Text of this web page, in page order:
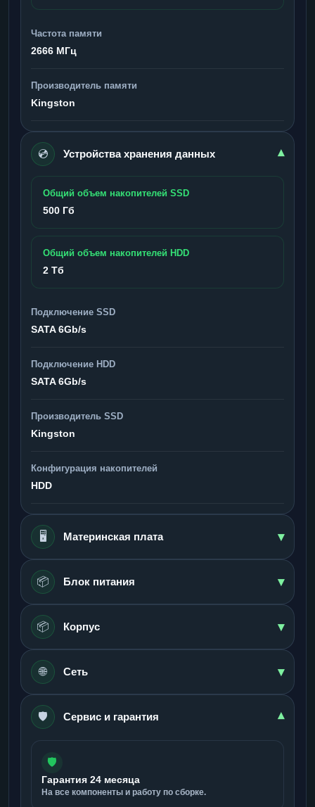
Частота памяти
2666 МГц
Производитель памяти
Kingston
💿 Устройства хранения данных ▾
Общий объем накопителей SSD
500 Гб
Общий объем накопителей HDD
2 Тб
Подключение SSD
SATA 6Gb/s
Подключение HDD
SATA 6Gb/s
Производитель SSD
Kingston
Конфигурация накопителей
HDD
🖥️ Материнская плата ▾
📦 Блок питания ▾
📦 Корпус ▾
🌐 Сеть ▾
🛡️ Сервис и гарантия ▾
🛡️
Гарантия 24 месяца
На все компоненты и работу по сборке.